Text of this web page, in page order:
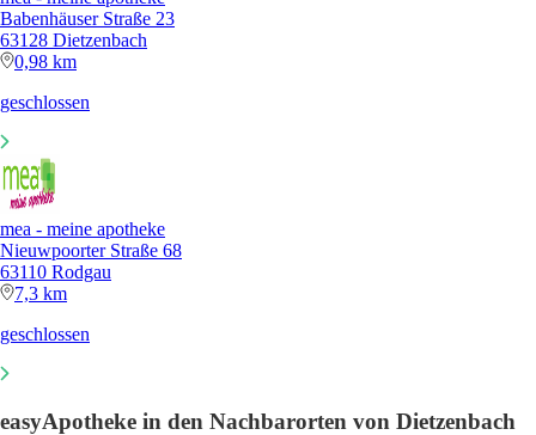
Babenhäuser Straße 23
63128 Dietzenbach
0,98 km
geschlossen
mea - meine apotheke
Nieuwpoorter Straße 68
63110 Rodgau
7,3 km
geschlossen
easyApotheke in den Nachbarorten von Dietzenbach